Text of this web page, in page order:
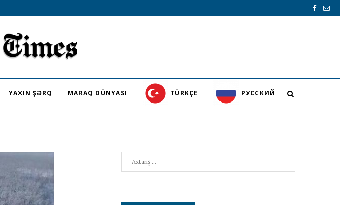
YAXIN ŞƏRQ MARAQ DÜNYASI TÜRKÇE PУССКИЙ